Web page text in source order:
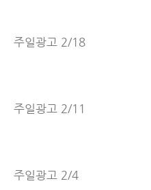
주일광고 2/18
주일광고 2/11
주일광고 2/4